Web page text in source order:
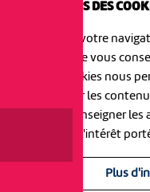
NOUS UTILISONS DES
En poursuivant votre
culturoscoPe site vous
cookies. Les cookies nous
le trafic, d’affiner les
disposition et renseigner les
culturel·le·s sur l'intérêt
Plus